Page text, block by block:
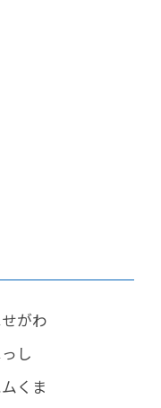
がわ
し
くま